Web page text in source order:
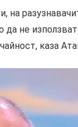
да не
каза